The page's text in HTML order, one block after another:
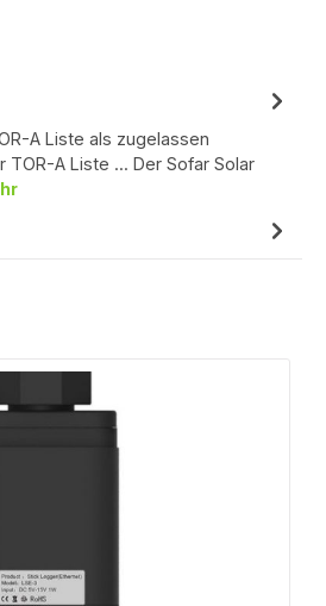
A Liste als zugelassen
TOR-A Liste ... Der Sofar Solar